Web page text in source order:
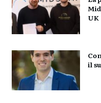
UK
il